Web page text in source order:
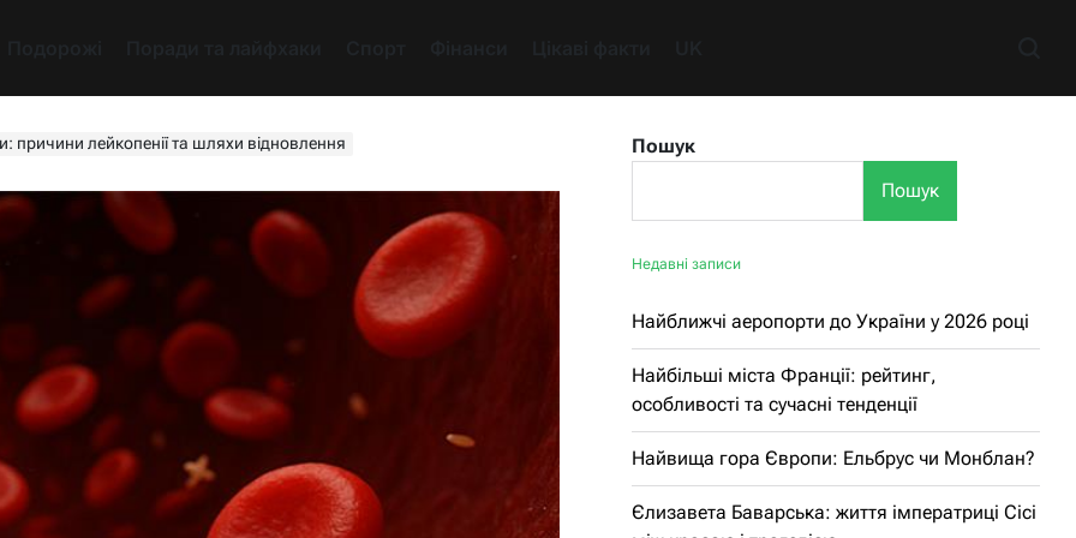
причини лейкопенії та шляхи відновлення
Пошук
Пошук
Недавні записи
Найближчі аеропорти до України у 2026 році
Найбільші міста Франції: рейтинг,
особливості та сучасні тенденції
Найвища гора Європи: Ельбрус чи Монблан?
Єлизавета Баварська: життя імператриці Сісі